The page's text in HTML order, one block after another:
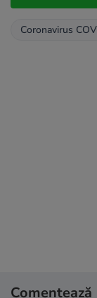
Coronavirus
Comentează